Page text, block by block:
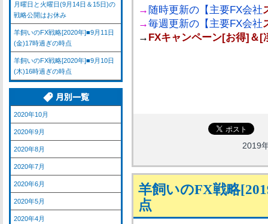
→ 随時更新の【主要FX会社
→毎週更新の【主要FX会社
→ FXキャンペーン[お得]＆
2019
羊飼いのFX戦略
点
月曜日と火曜日(9月14日＆15日)の
戦略公開はお休み
羊飼いのFX戦略[2020年]■9月11日
(金)17時過ぎの時点
羊飼いのFX戦略[2020年]■9月10日
(木)16時過ぎの時点
2020年10月
2020年9月
2020年8月
2020年7月
2020年6月
2020年5月
2020年4月